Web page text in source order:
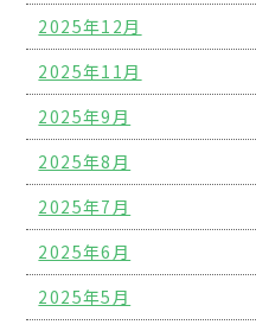
2025年12月
2025年11月
2025年9月
2025年8月
2025年7月
2025年6月
2025年5月